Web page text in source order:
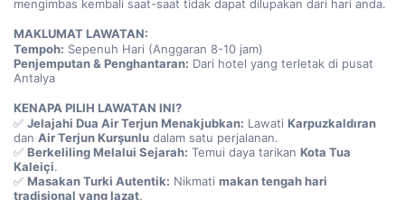
mengimbas kembali saat-saat tidak dapat dilupakan dari hari anda.
MAKLUMAT LAWATAN:
Tempoh: Sepenuh Hari (Anggaran 8-10 jam)
Penjemputan & Penghantaran: Dari hotel yang terletak di pusat
Antalya
KENAPA PILIH LAWATAN INI?
✅ Jelajahi Dua Air Terjun Menakjubkan: Lawati Karpuzkaldıran
dan Air Terjun Kurşunlu dalam satu perjalanan.
✅ Berkeliling Melalui Sejarah: Temui daya tarikan Kota Tua
Kaleiçi.
✅ Masakan Turki Autentik: Nikmati makan tengah hari
tradisional yang lazat.